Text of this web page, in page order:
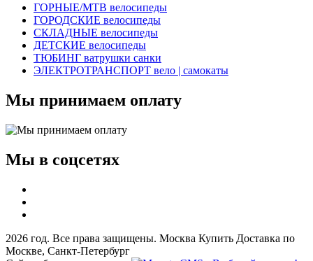
ГОРНЫЕ/MTB велосипеды
ГОРОДСКИЕ велосипеды
СКЛАДНЫЕ велосипеды
ДЕТСКИЕ велосипеды
ТЮБИНГ ватрушки санки
ЭЛЕКТРОТРАНСПОРТ вело | самокаты
Мы принимаем оплату
Мы в соцсетях
2026 год. Все права защищены. Москва Купить Доставка по
Москве, Санкт-Петербург